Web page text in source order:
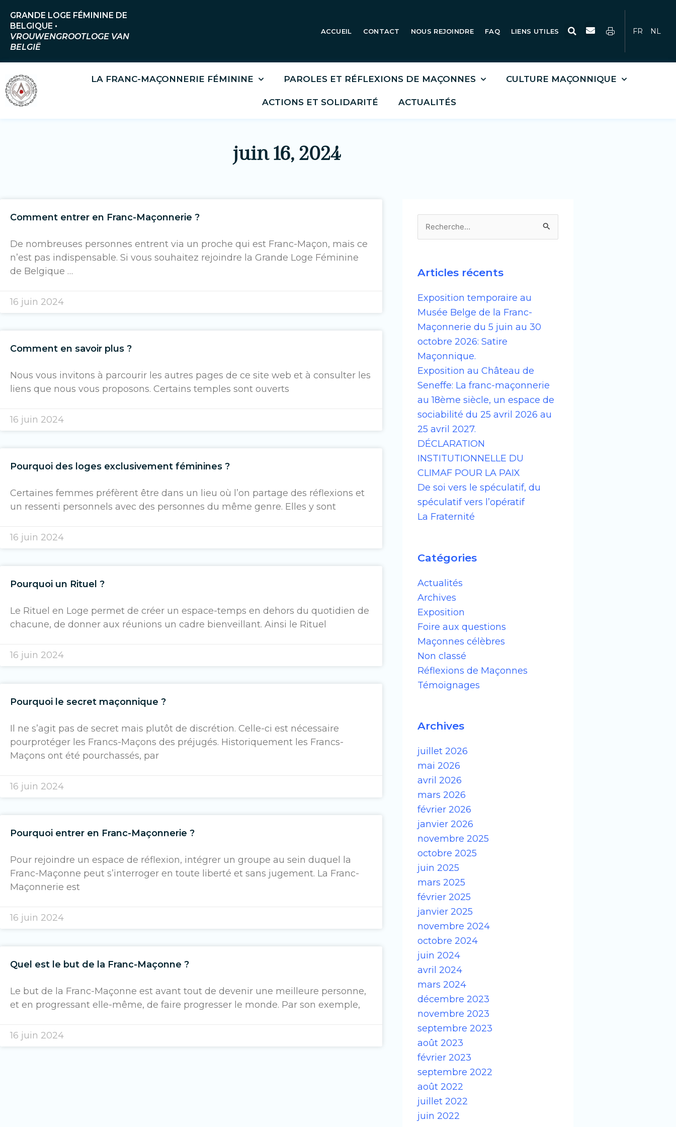
au
contenu
GRANDE LOGE FÉMININE DE
BELGIQUE •
VROUWENGROOTLOGE VAN
BELGIË
ACCUEIL CONTACT NOUS REJOINDRE FAQ LIENS UTILES Rechercher
FR NL
LA FRANC-MAÇONNERIE FÉMININE PAROLES ET RÉFLEXIONS DE MAÇONNES CULTURE MAÇONNIQUE
ACTIONS ET SOLIDARITÉ ACTUALITÉS
juin 16, 2024
Comment entrer en Franc-Maçonnerie ?
De nombreuses personnes entrent via un proche qui est Franc-Maçon, mais ce
n’est pas indispensable. Si vous souhaitez rejoindre la Grande Loge Féminine
de Belgique …
16 juin 2024
Comment en savoir plus ?
Nous vous invitons à parcourir les autres pages de ce site web et à consulter les
liens que nous vous proposons. Certains temples sont ouverts
16 juin 2024
Pourquoi des loges exclusivement féminines ?
Certaines femmes préfèrent être dans un lieu où l’on partage des réflexions et
un ressenti personnels avec des personnes du même genre. Elles y sont
16 juin 2024
Pourquoi un Rituel ?
Le Rituel en Loge permet de créer un espace-temps en dehors du quotidien de
chacune, de donner aux réunions un cadre bienveillant. Ainsi le Rituel
16 juin 2024
Pourquoi le secret maçonnique ?
Il ne s’agit pas de secret mais plutôt de discrétion. Celle-ci est nécessaire
pourprotéger les Francs-Maçons des préjugés. Historiquement les Francs-
Maçons ont été pourchassés, par
16 juin 2024
Pourquoi entrer en Franc-Maçonnerie ?
Pour rejoindre un espace de réflexion, intégrer un groupe au sein duquel la
Franc-Maçonne peut s’interroger en toute liberté et sans jugement. La Franc-
Maçonnerie est
16 juin 2024
Quel est le but de la Franc-Maçonne ?
Le but de la Franc-Maçonne est avant tout de devenir une meilleure personne,
et en progressant elle-même, de faire progresser le monde. Par son exemple,
16 juin 2024
Rechercher :
Articles récents
Exposition temporaire au
Musée Belge de la Franc-
Maçonnerie du 5 juin au 30
octobre 2026: Satire
Maçonnique.
Exposition au Château de
Seneffe: La franc-maçonnerie
au 18ème siècle, un espace de
sociabilité du 25 avril 2026 au
25 avril 2027.
DÉCLARATION
INSTITUTIONNELLE DU
CLIMAF POUR LA PAIX
De soi vers le spéculatif, du
spéculatif vers l’opératif
La Fraternité
Catégories
Actualités
Archives
Exposition
Foire aux questions
Maçonnes célèbres
Non classé
Réflexions de Maçonnes
Témoignages
Archives
juillet 2026
mai 2026
avril 2026
mars 2026
février 2026
janvier 2026
novembre 2025
octobre 2025
juin 2025
mars 2025
février 2025
janvier 2025
novembre 2024
octobre 2024
juin 2024
avril 2024
mars 2024
décembre 2023
novembre 2023
septembre 2023
août 2023
février 2023
septembre 2022
août 2022
juillet 2022
juin 2022